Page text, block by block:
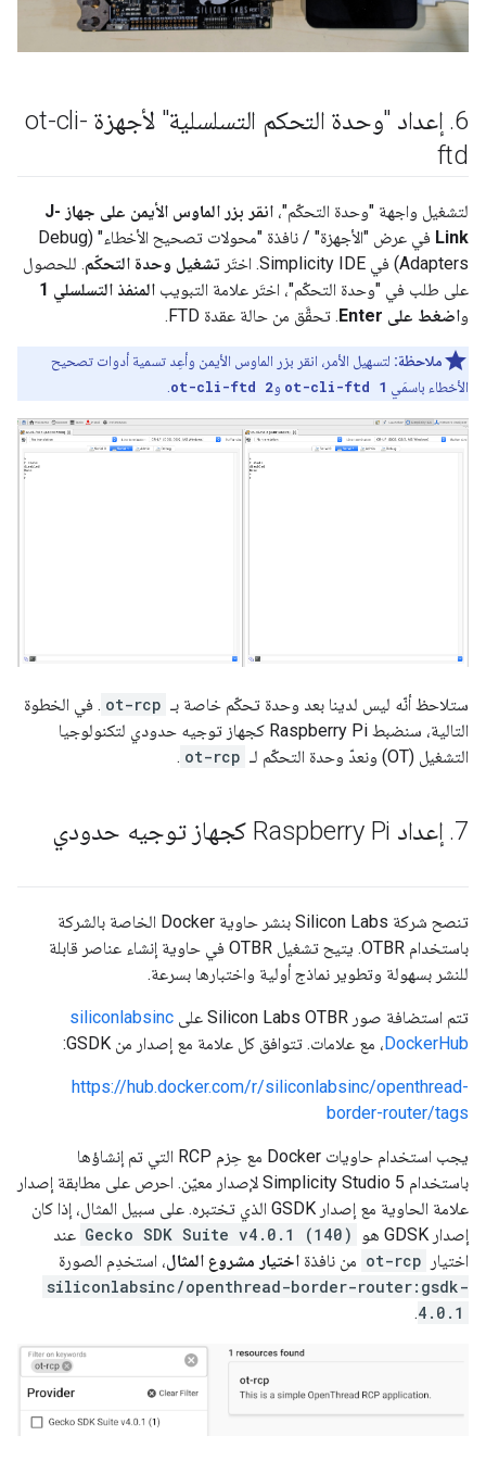
6
.
إعداد "وحدة التحكم التسلسلية" لأجهزة ot-cli-
ftd
لتشغيل واجهة "وحدة التحكّم"،
انقر بزر الماوس الأيمن على جهاز J-
Link
في عرض "الأجهزة" / نافذة "محولات تصحيح الأخطاء" (Debug
Adapters) في Simplicity IDE. اختَر
تشغيل وحدة التحكّم. للحصول
على طلب في "وحدة التحكّم"، اختَر علامة التبويب المنفذ التسلسلي 1
واضغط على Enter . تحقَّق من حالة عقدة FTD.
ملاحظة: لتسهيل الأمر، انقر بزر الماوس الأيمن وأعِد تسمية أدوات تصحيح
الأخطاء باسمَي ot-cli-ftd 1 وot-cli-ftd 2
.
ستلاحظ أنّه ليس لدينا بعد وحدة تحكّم خاصة بـ ot-rcp . في الخطوة
التالية، سنضبط Raspberry Pi كجهاز توجيه حدودي لتكنولوجيا
التشغيل (OT) ونعدّ وحدة التحكّم لـ
ot-rcp
.
7
. إعداد Raspberry Pi كجهاز توجيه حدودي
تنصح شركة Silicon Labs بنشر حاوية Docker الخاصة بالشركة
باستخدام OTBR. يتيح تشغيل OTBR في حاوية إنشاء عناصر قابلة
للنشر بسهولة وتطوير نماذج أولية واختبارها بسرعة.
تتم استضافة صور Silicon Labs OTBR على
siliconlabsinc
DockerHub، مع علامات. تتوافق كل علامة مع إصدار من GSDK:
https://hub.docker.com/r/siliconlabsinc/openthread-
border-router/tags
يجب استخدام حاويات Docker مع حِزم RCP التي تم إنشاؤها
باستخدام Simplicity Studio 5 لإصدار معيّن. احرص على مطابقة إصدار
علامة الحاوية مع إصدار GSDK الذي تختبره. على سبيل المثال، إذا كان
إصدار GDSK هو
Gecko SDK Suite v4.0.1 (140) عند
اختيار
ot-rcp من نافذة اختيار مشروع المثال، استخدِم الصورة
siliconlabsinc/openthread-border-router:gsdk-
4.0.1
.